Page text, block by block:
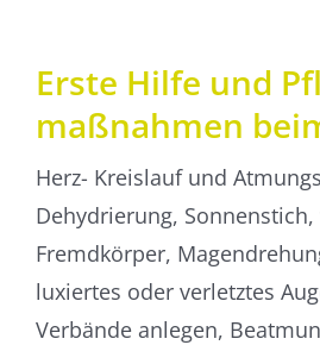
Erste Hilfe und
maßnahmen
Herz- Kreislauf und
Dehydrierung,
Fremdkörper,
luxiertes oder verletztes
Verbände anlegen,